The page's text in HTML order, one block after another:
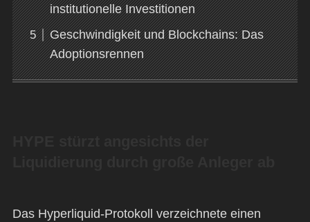
institutionelle Investitionen
Geschwindigkeit und Blockchains: Das
Adoptionsrennen
Das Hyperliquid-Protokoll verzeichnete einen